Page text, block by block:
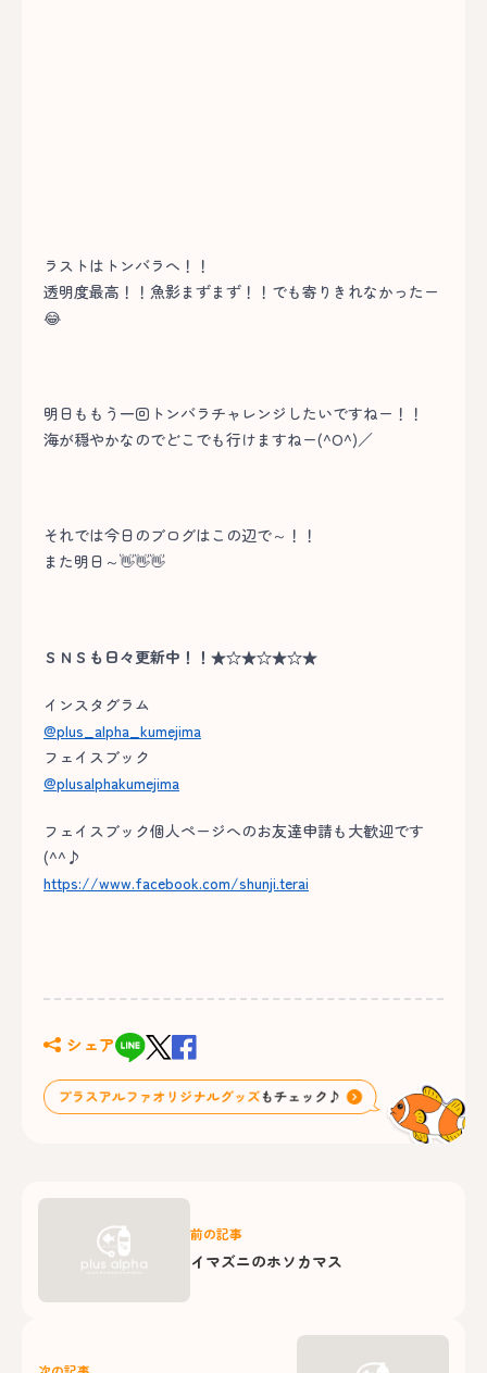
ラストはトンバラへ！！
透明度最高！！魚影まずまず！！でも寄りきれなかったー
😂
明日ももう一回トンバラチャレンジしたいですねー！！
海が穏やかなのでどこでも行けますねー(^O^)／
それでは今日のブログはこの辺で～！！
また明日～👋👋👋
ＳＮＳも日々更新中！！★☆★☆★☆★
インスタグラム
@plus_alpha_kumejima
フェイスブック
@plusalphakumejima
フェイスブック個人ページへのお友達申請も大歓迎です
(^^♪
https://www.facebook.com/shunji.terai
シェア
前の記事
イマズニのホソカマス